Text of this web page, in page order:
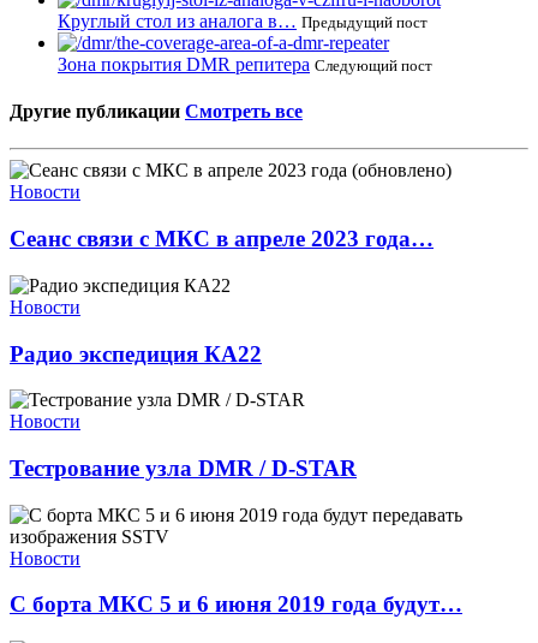
Круглый стол из аналога в… Предыдущий пост
Зона покрытия DMR репитера Следующий пост
Другие публикации Смотреть все
Новости
Сеанс связи с МКС в апреле 2023 года…
Новости
Радио экспедиция КА22
Новости
Тестрование узла DMR / D-STAR
Новости
С борта МКС 5 и 6 июня 2019 года будут…